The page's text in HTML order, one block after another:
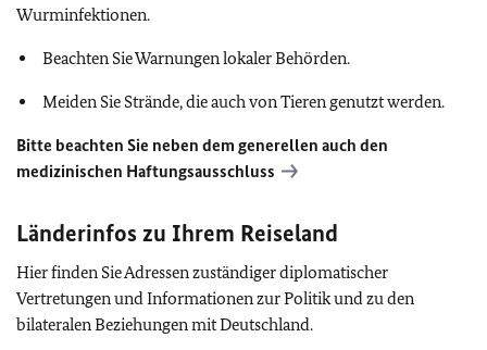
Wurminfektionen.
Beachten Sie Warnungen lokaler Behörden.
Meiden Sie Strände, die auch von Tieren genutzt werden.
Bitte beachten Sie neben dem generellen auch den
medizinischen Haftungsausschluss
Länderinfos zu Ihrem Reiseland
Hier finden Sie Adressen zuständiger diplomatischer
Vertretungen und Informationen zur Politik und zu den
bilateralen Beziehungen mit Deutschland.